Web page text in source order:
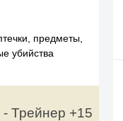
предметы,
убийства
Трейнер +15